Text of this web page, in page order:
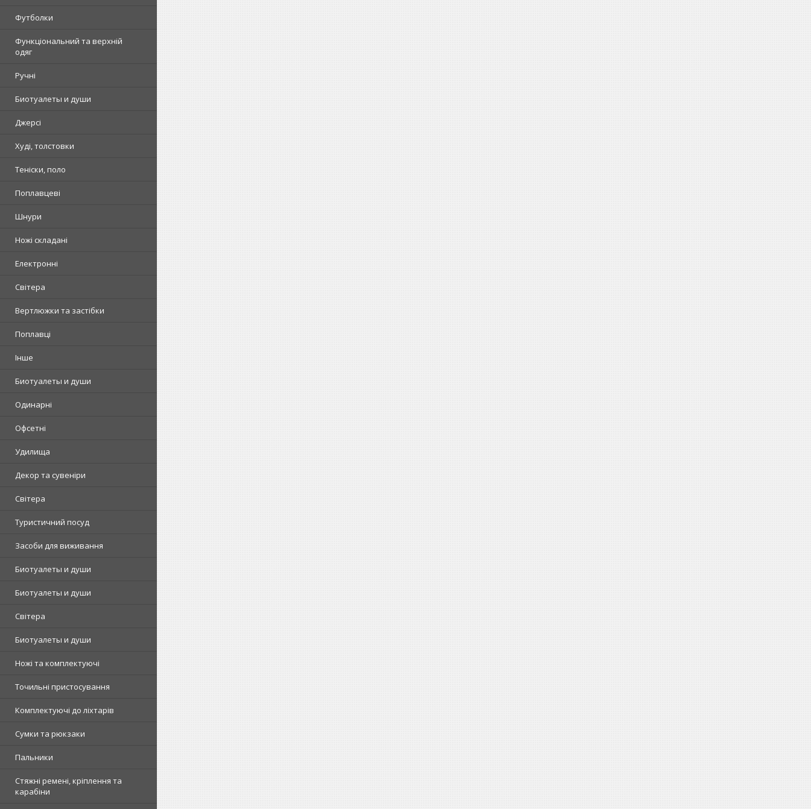
Футболки
Функціональний та верхній
одяг
Ручні
Биотуалеты и души
Джерсі
Худі, толстовки
Теніски, поло
Поплавцеві
Шнури
Ножі складані
Електронні
Світера
Вертлюжки та застібки
Поплавці
Інше
Биотуалеты и души
Одинарні
Офсетні
Удилища
Декор та сувеніри
Світера
Туристичний посуд
Засоби для виживання
Биотуалеты и души
Биотуалеты и души
Світера
Биотуалеты и души
Ножі та комплектуючі
Точильні пристосування
Комплектуючі до ліхтарів
Сумки та рюкзаки
Пальники
Стяжні ремені, кріплення та
карабіни